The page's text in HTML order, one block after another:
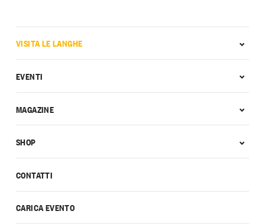
CONTATTI
CARICA EVENTO
VISITA LE LANGHE
EVENTI
MAGAZINE
SHOP